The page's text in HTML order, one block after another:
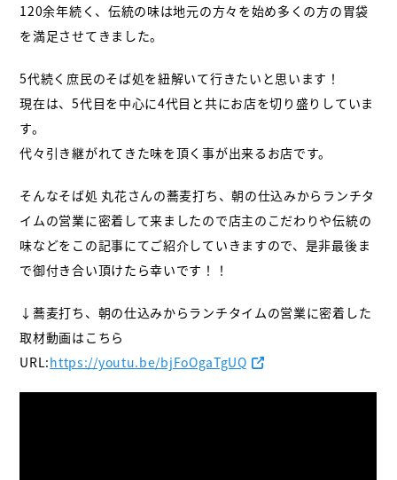
120余年続く、伝統の味は地元の方々を始め多くの方の胃袋
を満足させてきました。
5代続く庶民のそば処を紐解いて行きたいと思います！
現在は、5代目を中心に4代目と共にお店を切り盛りしていま
す。
代々引き継がれてきた味を頂く事が出来るお店です。
そんなそば処 丸花さんの蕎麦打ち、朝の仕込みからランチタ
イムの営業に密着して来ましたので店主のこだわりや伝統の
味などをこの記事にてご紹介していきますので、是非最後ま
で御付き合い頂けたら幸いです！！
↓蕎麦打ち、朝の仕込みからランチタイムの営業に密着した
取材動画はこちら
URL:https://youtu.be/bjFoOgaTgUQ